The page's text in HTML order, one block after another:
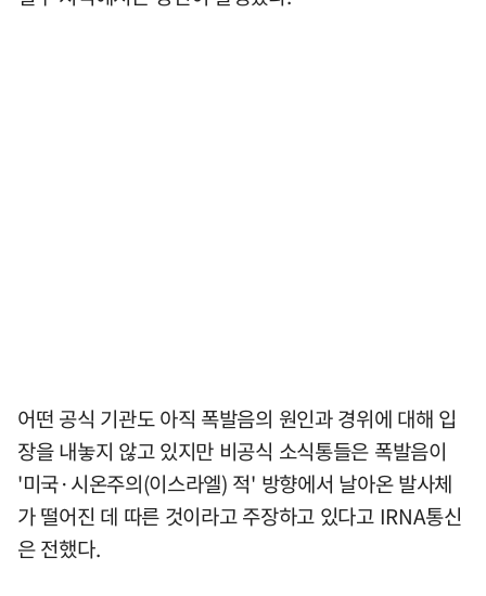
어떤 공식 기관도 아직 폭발음의 원인과 경위에 대해 입
장을 내놓지 않고 있지만 비공식 소식통들은 폭발음이
'미국·시온주의(이스라엘) 적' 방향에서 날아온 발사체
가 떨어진 데 따른 것이라고 주장하고 있다고 IRNA통신
은 전했다.